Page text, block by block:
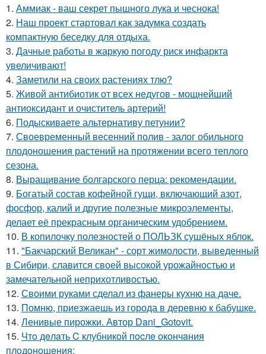
1. Аммиак - ваш секрет пышного лука и чеснока!
2. Наш проект стартовал как задумка создать
компактную беседку для отдыха.
3. Дачные работы в жаркую погоду риск инфаркта
увеличивают!
4. Заметили на своих растениях тлю?
5. Живой антибиотик от всех недугов - мощнейший
антиоксидант и очиститель артерий!
6. Подыскиваете альтернативу петунии?
7. Своевременный весенний полив - залог обильного
плодоношения растений на протяжении всего теплого
сезона.
8. Выращивание болгарского перца: рекомендации.
9. Богатый состав кофейной гущи, включающий азот,
фосфор, калий и другие полезные микроэлементы,
делает её прекрасным органическим удобрением.
10. В копилочку полезностей о ПОЛЬЗК сушёных яблок.
11. "Бакчарский Великан" - сорт жимолости, выведенный
в Сибири, славится своей высокой урожайностью и
замечательной неприхотливостью.
12. Своими руками сделал из фанеры кухню на даче.
13. Помню, приезжаешь из города в деревню к бабушке.
14. Ленивые пирожки. Автор Dani_Gotovit.
15. Чтo дeлaть C клубникoй пocлe oкoнчaния
плoдoнoшeния: